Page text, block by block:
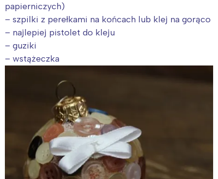
papierniczych)
– szpilki z perełkami na końcach lub klej na gorąco
– najlepiej pistolet do kleju
– guziki
– wstążeczka